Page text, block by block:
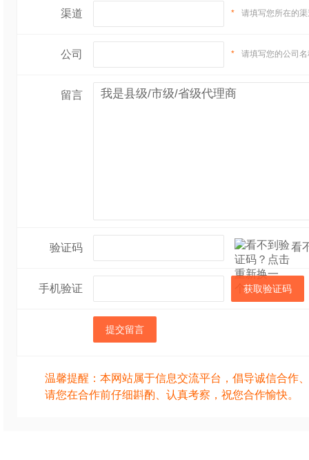
渠道 * 请填写您所在的
公司 * 请填写您的公司
留言
验证码 看
手机验证 获取验证码
提交留言
温馨提醒：本网站属于信息交流平台，倡导诚信合作
请您在合作前仔细斟酌、认真考察，祝您合作愉快。